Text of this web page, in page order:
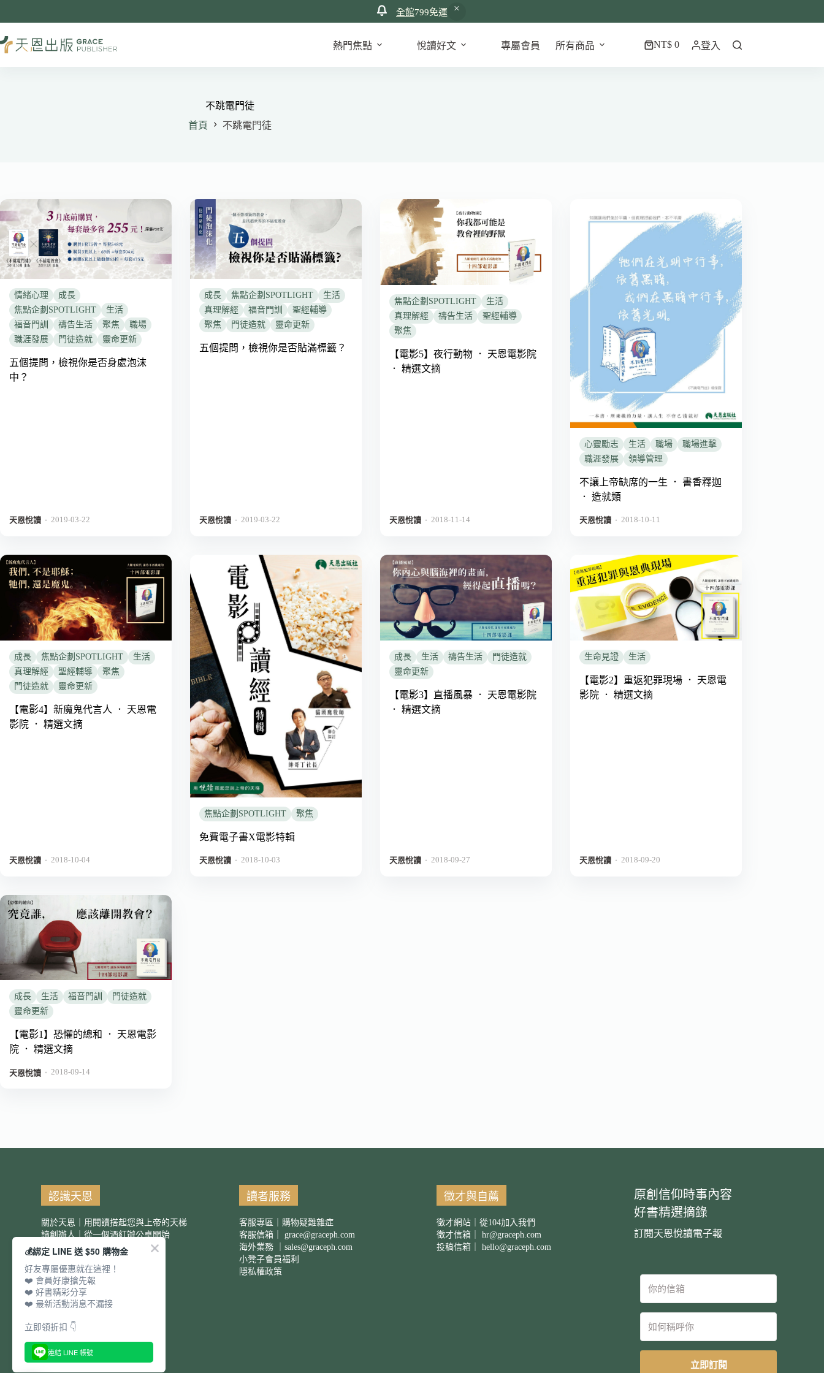
全館799免運
至
熱門焦點 悅讀好文 專屬會員 所有商品
購
NT$0 登入
不跳電門徒
首頁
不跳電門徒
情緒心理
成長
焦點企劃SPOTLIGHT
生活
福音門訓
禱告生活 聚焦
職場
職涯發展
門徒造就 靈命更新
五個提問，檢視你是否身處泡沫
中？
天恩悅讀 ． 2019-03-22
成長 焦點企劃SPOTLIGHT
生活
真理解經
福音門訓
聖經輔導
聚焦
門徒造就 靈命更新
五個提問，檢視你是否貼滿標籤？
天恩悅讀． 2019-03-22
焦點企劃SPOTLIGHT
生活
真理解經
禱告生活
聖經輔導
聚焦
【電影5】夜行動物 ． 天恩電影院
． 精選文摘
天恩悅讀． 2018-11-14
心靈勵志 生活 職場
職場進擊
職涯發展
領導管理
不讓上帝缺席的一生 ． 書香釋迦
． 造就類
天恩悅讀． 2018-10-11
成長 焦點企劃SPOTLIGHT
生活
真理解經
聖經輔導
聚焦
門徒造就
靈命更新
【電影4】新魔鬼代言人 ． 天恩電
影院 ． 精選文摘
天恩悅讀 ． 2018-10-04
焦點企劃SPOTLIGHT 聚焦
免費電子書X電影特輯
天恩悅讀． 2018-10-03
成長 生活 禱告生活
門徒造就
靈命更新
【電影3】直播風暴 ． 天恩電影院
． 精選文摘
天恩悅讀． 2018-09-27
生命見證 生活
【電影2】重返犯罪現場 ． 天恩電
影院 ． 精選文摘
天恩悅讀． 2018-09-20
成長 生活 福音門訓
門徒造就
靈命更新
【電影1】恐懼的總和 ． 天恩電影
院 ． 精選文摘
天恩悅讀 ． 2018-09-14
認識天恩
關於天恩｜用閱讀搭起您與上帝的天梯
讀創辦人｜從一個酒紅辦公桌開始
服務項目｜團購優惠
讀者服務
客服專區｜購物疑難雜症
客服信箱｜ grace@graceph.com
海外業務 ｜ sales@graceph.com
小凳子會員福利
隱私權政策
徵才與自薦
徵才網站｜從104加入我們
徵才信箱｜ hr@graceph.com
投稿信箱｜ hello@graceph.com
原創信仰時事內容
好書精選摘錄
訂閱天恩悅讀電子報
立即訂閱
💰綁定 LINE 送 $50 購物金
好友專屬優惠就在這裡！
❤️ 會員好康搶先報
❤️ 好書精彩分享
❤️ 最新活動消息不漏接
立即領折扣 👇
連結 LINE 帳號